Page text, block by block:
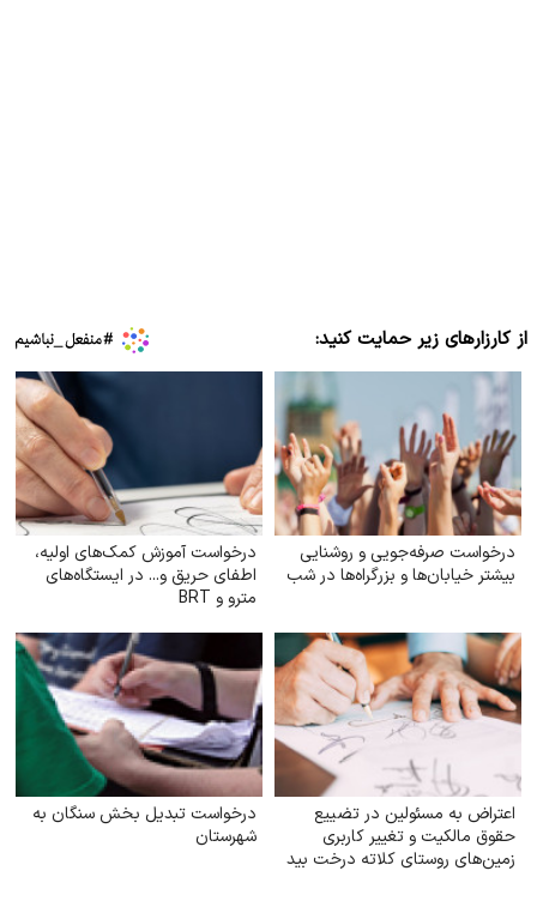
از کارزارهای زیر حمایت کنید:
درخواست صرفه‌جویی و روشنایی
بیشتر خیابان‌ها و بزرگراه‌ها در شب
درخواست آموزش کمک‌های اولیه،
اطفای حریق و... در ایستگاه‌های
مترو و BRT
اعتراض به مسئولین در تضییع
حقوق مالکیت و تغییر کاربری
زمین‌های روستای کلاته درخت بید
درخواست تبدیل بخش سنگان به
شهرستان